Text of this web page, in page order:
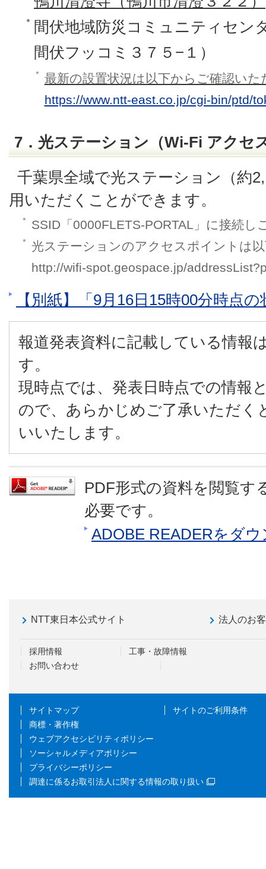
間伏地域防災コミュニティセン
間伏フッコミ３７５−１）
＊
最新の設置状況は以下からご確認いた
https://www.ntt-east.co.jp/cgi-bin/ptd/
7．光ステーション（Wi-Fi アクセ
千葉県全域で光ステーション（約
用いただくことができます。
＊ SSID「0000FLETS-PORTAL」に接続し
＊
光ステーションのアクセスポイントは
http://wifi-spot.geospace.jp/
【別紙】「9月16日15時00分時点の
報道発表資料に記載している情報
す。
現時点では、発表日時点での情報
ので、あらかじめご了承いただく
いいたします。
PDF形式の資料を閲覧す
必要です。
ADOBE READERをダ
NTT東日本公式サイト 法人のお
採用情報
工事・故障情報
お問い合わせ
サイトマップ
サイトのご利用条件
商標・著作権
ウェブアクセシビリティポリシー
ソーシャルメディアポリシー
プライバシーポリシー
調達に係るお取引法人に関する情報の取り扱い